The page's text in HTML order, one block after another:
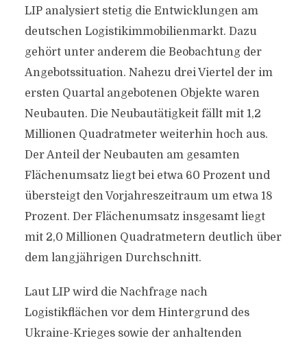
LIP analysiert stetig die Entwicklungen am
deutschen Logistikimmobilienmarkt. Dazu
gehört unter anderem die Beobachtung der
Angebotssituation. Nahezu drei Viertel der im
ersten Quartal angebotenen Objekte waren
Neubauten. Die Neubautätigkeit fällt mit 1,2
Millionen Quadratmeter weiterhin hoch aus.
Der Anteil der Neubauten am gesamten
Flächenumsatz liegt bei etwa 60 Prozent und
übersteigt den Vorjahreszeitraum um etwa 18
Prozent. Der Flächenumsatz insgesamt liegt
mit 2,0 Millionen Quadratmetern deutlich über
dem langjährigen Durchschnitt.
Laut LIP wird die Nachfrage nach
Logistikflächen vor dem Hintergrund des
Ukraine-Krieges sowie der anhaltenden